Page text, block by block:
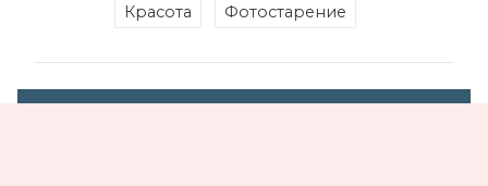
Красота Фотостарение